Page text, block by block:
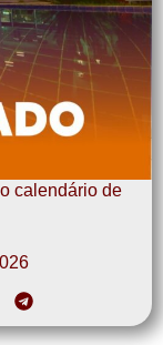
calendário de